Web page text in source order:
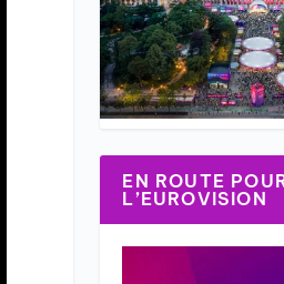
EN ROUTE
L’EUROVISION